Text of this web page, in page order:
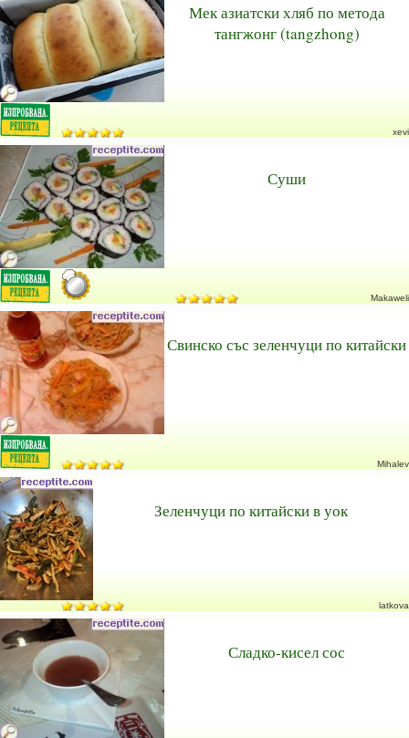
Мек азиатски хляб по метода
тангжонг (tangzhong)
xevi
Суши
Makaweli
Свинско със зеленчуци по китайски
Mihalev
Зеленчуци по китайски в уок
latkova
Сладко-кисел сос